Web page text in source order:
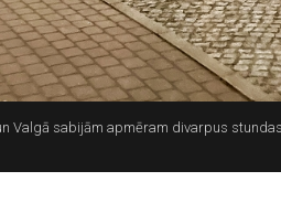
Valgā sabijām apmēram divarpus